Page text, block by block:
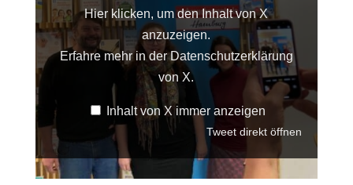
Hier klicken, um den Inhalt von X
anzuzeigen.
Erfahre mehr in derDatenschutzerklärung
von X.
Inhalt von X immer anzeigen
Tweet direkt öffnen